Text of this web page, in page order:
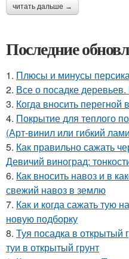
читать дальше →
Последние
1. Плюсы и минусы
2. Все о посадке
3. Когда вносить
4. Покрытие для теплого
(Арт-винил или гибкий
5. Как правильно сажать
Девичий виноград:
6. Как вносить навоз и в
свежий навоз в землю
7. Как и когда сажать тую
новую подборку
8. Туя посадка в открытый
туи в открытый грунт